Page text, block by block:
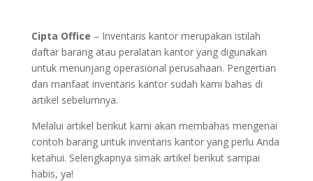
Cipta Office – Inventaris kantor merupakan istilah
daftar barang atau peralatan kantor yang digunakan
untuk menunjang operasional perusahaan. Pengertian
dan manfaat inventaris kantor sudah kami bahas di
artikel sebelumnya.
Melalui artikel berikut kami akan membahas mengenai
contoh barang untuk inventaris kantor yang perlu Anda
ketahui. Selengkapnya simak artikel berikut sampai
habis, ya!